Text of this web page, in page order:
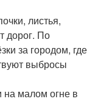
листья,
дорог. По
за городом, где
выбросы
на малом огне в